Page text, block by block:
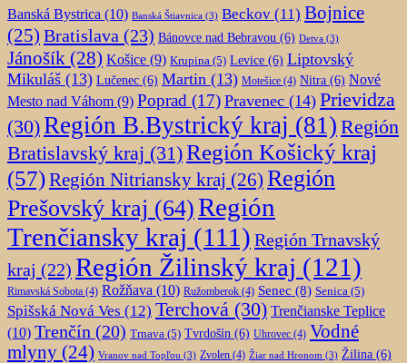
Banská Bystrica (10) Banská Štiavnica (3) Beckov (11) Bojnice
(25) Bratislava (23) Bánovce nad Bebravou (6) Detva (3)
Jánošík (28) Košice (9) Krupina (5) Levice (6) Liptovský
Mikuláš (13) Lučenec (6) Martin (13) Motešice (4) Nitra (6) Nové
Mesto nad Váhom (9) Poprad (17) Pravenec (14) Prievidza
(30)Región B.Bystrický kraj (81) Región
Bratislavský kraj (31)Región Košický kraj
(57)Región Nitriansky kraj (26) Región
Prešovský kraj (64)Región
Trenčiansky kraj (111) Región Trnavský
kraj (22) Región Žilinský kraj (121)
Rimavská Sobota (4) Rožňava (10) Ružomberok (4) Senec (8) Senica (5)
Spišská Nová Ves (12) Terchová (30) Trenčianske Teplice
(10) Trenčín (20) Trnava (5) Tvrdošín (6) Uhrovec (4) Vodné
mlyny (24) Vranov nad Topľou (3) Zvolen (4) Žiar nad Hronom (3) Žilina (6)